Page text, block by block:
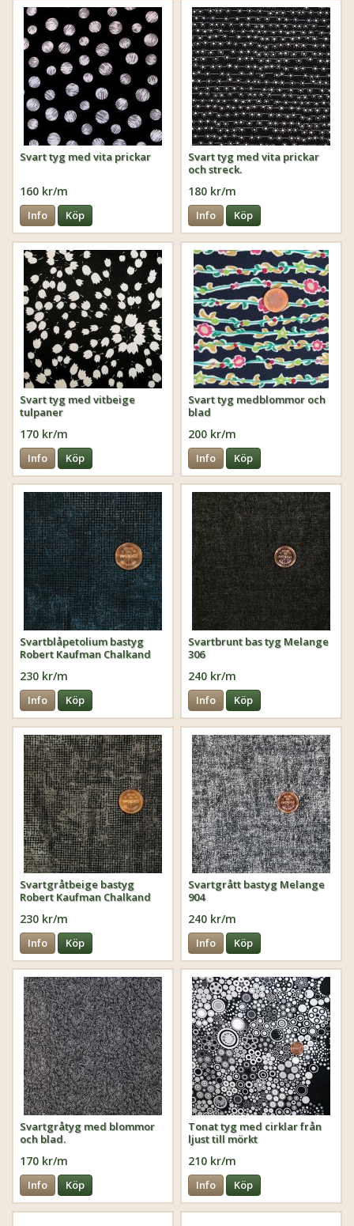
Svart tyg med vita prickar
160 kr/m
Info Köp
Svart tyg med vita prickar
och streck.
180 kr/m
Info Köp
Svart tyg med vitbeige
tulpaner
170 kr/m
Info Köp
Svart tyg medblommor och
blad
200 kr/m
Info Köp
Svartblåpetolium bastyg
Robert Kaufman Chalkand
230 kr/m
Info Köp
Svartbrunt bas tyg Melange
306
240 kr/m
Info Köp
Svartgråtbeige bastyg
Robert Kaufman Chalkand
230 kr/m
Info Köp
Svartgrått bastyg Melange
904
240 kr/m
Info Köp
Svartgråtyg med blommor
och blad.
170 kr/m
Info Köp
Tonat tyg med cirklar från
ljust till mörkt
210 kr/m
Info Köp